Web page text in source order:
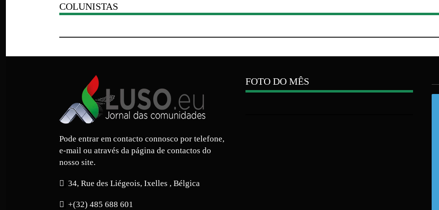
COLUNISTAS
Pode entrar em contacto connosco por telefone,
e-mail ou através da página de contactos do
nosso site.
34, Rue des Liégeois, Ixelles , Bélgica
+(32) 485 688 601
FOTO DO MÊS